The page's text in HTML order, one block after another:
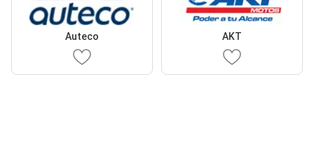
Auteco AKT